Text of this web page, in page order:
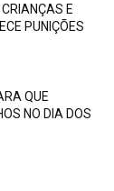
E
PUNIÇÕES
QUE
NO DIA DOS